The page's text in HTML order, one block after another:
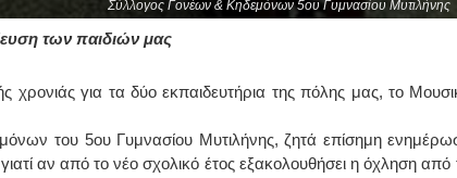
Σύλλογος Γονέων & Κηδεμόνων 5ου Γυμνασίου Μυτιλήνης
των παιδιών μας
χρονιάς για τα δύο εκπαιδευτήρια της πόλης μας, το
του 5ου Γυμνασίου Μυτιλήνης, ζητά επίσημη
αν από το νέο σχολικό έτος εξακολουθήσει η όχληση από
ΧΕΙΡΟΥΡΓΟΣ
ΟΦΘΑΛΜΙΑΤΡΟΣ